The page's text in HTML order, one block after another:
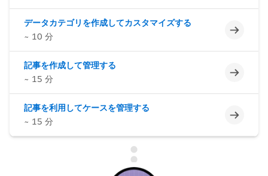
データカテゴリを作成してカスタマイズする
~ 10 分
未完了
記事を作成して管理する
~ 15 分
未完了
記事を利用してケースを管理する
~ 15 分
未完了